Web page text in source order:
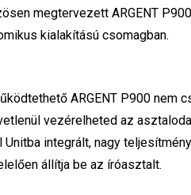
megtervezett ARGENT
kialakítású csomagban.
ARGENT P900
vezérelheted az
Unitba integrált, nagy
állítja be az íróasztalt.